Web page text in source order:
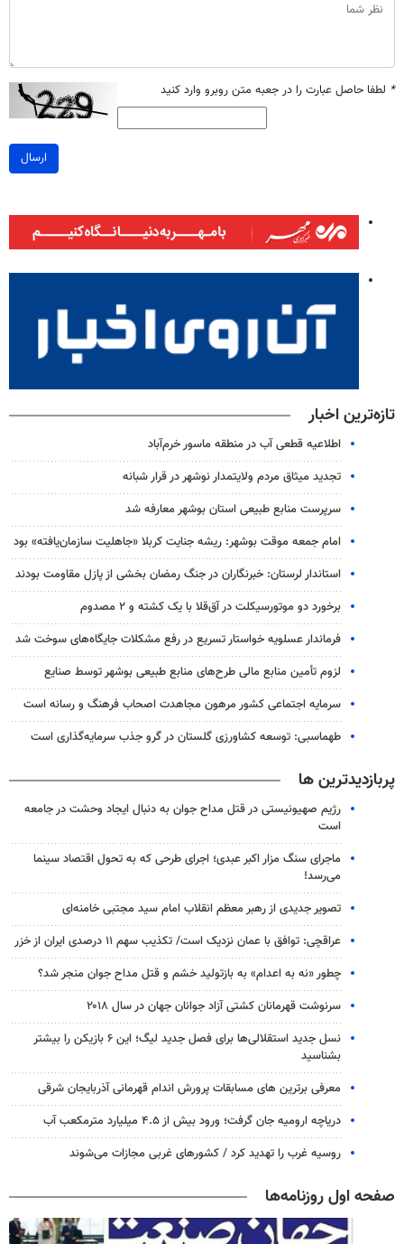
* لطفا حاصل عبارت را در جعبه متن روبرو وارد کنید
ارسال
تازه‌ترین اخبار
اطلاعیه قطعی آب در منطقه ماسور خرم‌آباد
تجدید میثاق مردم ولایتمدار نوشهر در قرار شبانه
سرپرست منابع طبیعی استان بوشهر معارفه شد
امام جمعه موقت بوشهر: ریشه جنایت کربلا «جاهلیت سازمان‌یافته» بود
استاندار لرستان: خبرنگاران در جنگ رمضان بخشی از پازل مقاومت بودند
برخورد دو موتورسیکلت در آق‌قلا با یک کشته و ۲ مصدوم
فرماندار عسلویه خواستار تسریع در رفع مشکلات جایگاه‌های سوخت شد
لزوم تأمین منابع مالی طرح‌های منابع طبیعی بوشهر توسط صنایع
سرمایه اجتماعی کشور مرهون مجاهدت اصحاب فرهنگ و رسانه است
طهماسبی: توسعه کشاورزی گلستان در گرو جذب سرمایه‌گذاری است
پربازدیدترین ها
رژیم صهیونیستی در قتل مداح جوان به دنبال ایجاد وحشت در جامعه
است
ماجرای سنگ مزار اکبر عبدی؛ اجرای طرحی که به تحول اقتصاد سینما
می‌رسد!
تصویر جدیدی از رهبر معظم انقلاب امام سید مجتبی خامنه‌ای
عراقچی: توافق با عمان نزدیک است/ تکذیب سهم ۱۱ درصدی ایران از خزر
چطور «نه به اعدام» به بازتولید خشم و قتل مداح جوان منجر شد؟
سرنوشت قهرمانان کشتی آزاد جوانان جهان در سال ۲۰۱۸
نسل جدید استقلالی‌ها برای فصل جدید لیگ؛ این ۶ بازیکن را بیشتر
بشناسید
معرفی برترین های مسابقات پرورش اندام قهرمانی آذربایجان شرقی
دریاچه ارومیه جان گرفت؛ ورود بیش از ۴.۵ میلیارد مترمکعب آب
روسیه غرب را تهدید کرد / کشورهای غربی مجازات می‌شوند
صفحه اول روزنامه‌ها